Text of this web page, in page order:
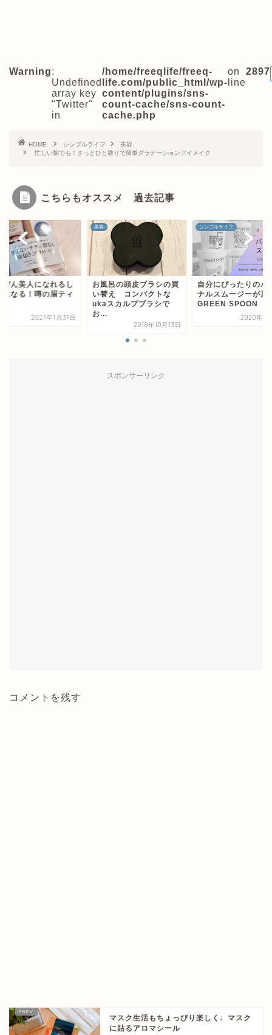
Warning:
Undefined
array key
"Twitter"
in
/home/freeqlife/freeq-
life.com/public_html/wp-
content/plugins/sns-
count-cache/sns-count-
cache.php
on
line
2897
HOME シンプルライフ
美容
忙しい朝でも！さっとひと塗りで簡単グラデーションアイメイク
こちらもオススメ 過去記事
呂の頭皮ブラシの買
え コンパクトな
シンプルライフ
自分にぴったりのパーソ
ナルスムージーが届く
GREEN SPOON
美容
すっぴん美人になれ
時短になる！噂の眉
ント
2021年1
スポンサーリンク
コメントを残す
マスク生活もちょっぴり楽しく♩マスク
に貼るアロマシール